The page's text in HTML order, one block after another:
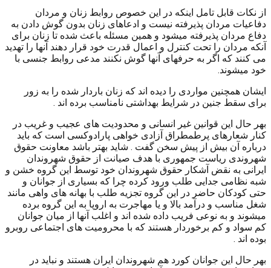
از نکات قابل تامل اینکه در این خصوص روابط زنان و مردان
دفاعیات مردان پذیرفته نیست و ادعاهای زنان بدون گوش دادن به
دفاع مردان پذیرفته میشود و همین مسئله باعث شده تا زنان برای
آنکه مردان را تحت کنترل و اعمال قدرت خود قرار دهند آنها را تهدید
می کنند که اگر به حرفهای آنها گوش نکنند مدعی روابط جنسی با
خود میشوند.
ایشان همچنین مواردی را دیده اند که زنان باردار شده را به زور
برای سقط جنین در شرایط بهداشتی نامناسب برده اند .
بهر حال این قوانین غیر انسانی و محدودیت های عجیب و غریب در
کنار شعارهای پرطمطراق آزادی خواهی پارادوکسی است که باید
درباره آن بیش از پیش سخن گفت . شاید بهتر باشد معاونت حقوق
شهروندی ریاست جمهوری با هدف صیانت از حقوق شهروندان
ایرانی به نقض آشکار حقوق شهروندان خود توسط این گروه خشن و
شبه نظامی جدایی طلب ورود کرده چرا که بسیاری از جوانان و
حتی کودکان حاضر در این گروه تجزیه طلب با بهانه های واهی مانند
شغل مناسب و درآمد بالا و یا مهاجرت به اروپا به این گروه برده
میشوند و به نوعی فریب داده شده اند و اغلب آنها از میان جوانان
کم سواد و کم برخوردار هستند که با محرومیت های اجتماعی روبرو
بوده اند .
بهر حال این جوانان کورد هم شهروندان ایران هستند و نباید در